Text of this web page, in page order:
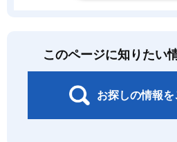
このページに知りたい
お探しの情報